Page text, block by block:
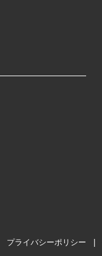
プライバシーポリシー